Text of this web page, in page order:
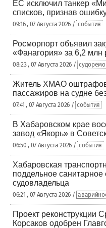
ЕС исключил танкер
списков, признав
09:16 , 07 Августа 2026 / события
Росморпорт объявил
«Фанагория» за 6,2 млн
08:23 , 07 Августа 2026 /
Житель ХМАО
пассажиров на судне
07:41 , 07 Августа 2026 / события
В Хабаровском крае
завод «Якорь» в
06:50 , 07 Августа 2026 / события
Хабаровская
поддельное санитарное
судовладельца
06:21 , 07 Августа 2026 /
Проект реконструкции
Корсаков одобрен